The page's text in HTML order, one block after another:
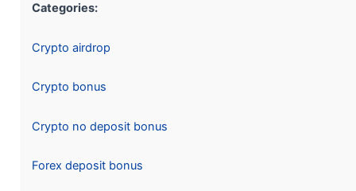
Categories:
Crypto airdrop
Crypto bonus
Crypto no deposit bonus
Forex deposit bonus